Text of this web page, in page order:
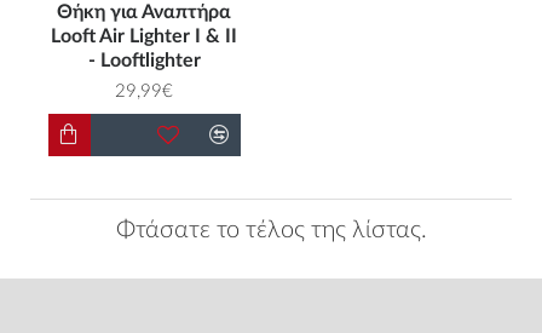
Θήκη για Αναπτήρα
Looft Air Lighter I & II
- Looftlighter
29,99€
Φτάσατε το τέλος της λίστας.